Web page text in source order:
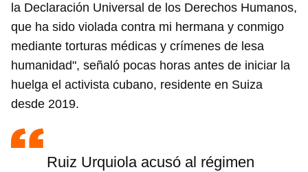
la Declaración Universal de los Derechos Humanos,
que ha sido violada contra mi hermana y conmigo
mediante torturas médicas y crímenes de lesa
humanidad", señaló pocas horas antes de iniciar la
huelga el activista cubano, residente en Suiza
desde 2019.
Ruiz Urquiola acusó al régimen